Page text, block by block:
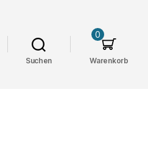
Suchen Warenkorb
0